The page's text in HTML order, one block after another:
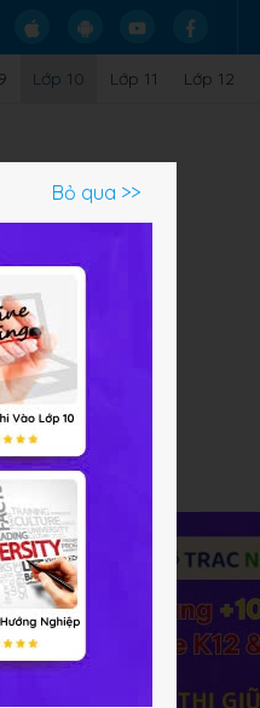
Lớp 10 Lớp 11 Lớp 12
Bỏ qua >>